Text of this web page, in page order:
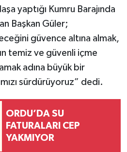
yaptığı Kumru Barajında
Başkan Güler;
güvence altına almak,
temiz ve güvenli içme
adına büyük bir
sürdürüyoruz” dedi.
ORDU’DA SU
FATURALARI CEP
YAKMIYOR